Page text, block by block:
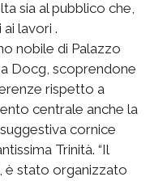
sia al pubblico che,
lavori .
nobile di Palazzo
Docg, scoprendone
rispetto a
centrale anche la
cornice
Trinità. “Il
è stato organizzato